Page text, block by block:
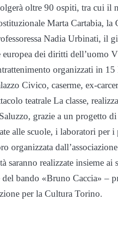
oltre 90 ospiti, tra cui il
Marta Cartabia,
Nadia Urbinati, il
dei diritti dell’uomo
organizzati in
Civico, caserme, ex-
teatrale La classe,
grazie a un progetto
alle scuole, i laboratori
organizzata
saranno realizzate insieme
bando «Bruno Caccia» –
per la Cultura Torino.